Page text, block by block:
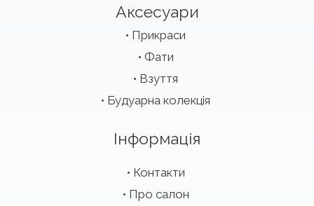
Аксесуари
Прикраси
Фати
Взуття
Будуарна колекція
Інформація
Контакти
Про салон